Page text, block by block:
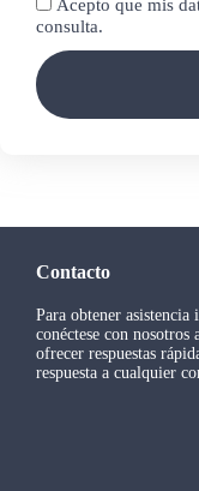
Acepto que mis
consulta.
Contacto
Para obtener asistencia
conéctese con nosotros
ofrecer respuestas
respuesta a cualquier